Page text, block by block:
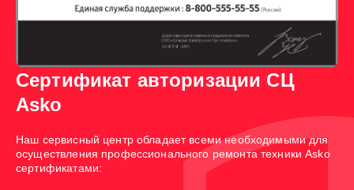
Сертификат авторизации СЦ
Asko
Наш сервисный центр обладает всеми необходимыми для
осуществления профессионального ремонта техники Asko
сертификатами: